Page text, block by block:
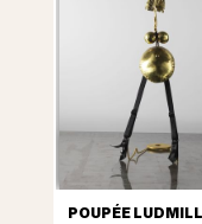
POUPÉE